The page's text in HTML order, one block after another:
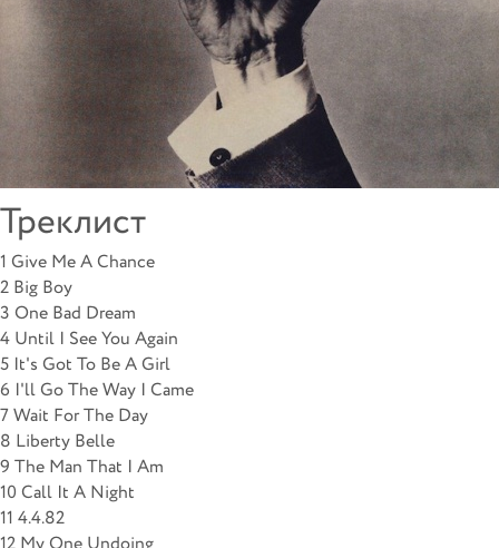
Треклист
1 Give Me A Chance
2 Big Boy
3 One Bad Dream
4 Until I See You Again
5 It's Got To Be A Girl
6 I'll Go The Way I Came
7 Wait For The Day
8 Liberty Belle
9 The Man That I Am
10 Call It A Night
11 4.4.82